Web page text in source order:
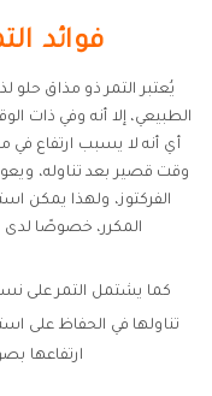
فوائد
يُعتبر التمر ذو مذاق حلو
الطبيعي، إلا أنه وفي ذات
أي أنه لا يسبب ارتفاع
وقت قصير بعد تناوله،
الفركتوز، ولهذا يمكن
المكرر، خصوصًا
كما يشتمل التمر على
تناولها في الحفاظ على
ارتفاعها